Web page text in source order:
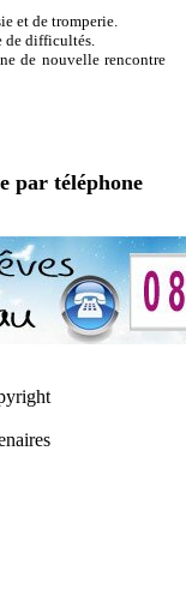
et de tromperie.
de difficultés.
de nouvelle rencontre
par téléphone